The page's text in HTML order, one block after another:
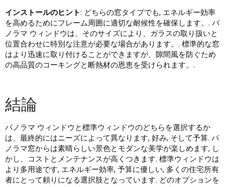
インストールのヒント: どちらの窓タイプでも, エネルギー効率
を高めるためにフレーム周囲に適切な耐候性を確保します。. パ
ノラマ ウィンドウは、そのサイズにより、ガラスの取り扱いと
位置合わせに特別な注意が必要な場合があります。. 標準的な窓
はより迅速に取り付けることができますが、隙間風を防ぐため
の高品質のコーキングと断熱材の恩恵を受けられます。.
結論
パノラマ ウィンドウと標準ウィンドウのどちらを選択するか
は、最終的にはニーズによって異なります, 好み, そして予算. パ
ノラマ窓からは素晴らしい景色とモダンな美学が楽しめます, し
かし、コストとメンテナンスが高くつきます. 標準ウィンドウは
より多用途です, エネルギー効率, 予算に優しい, 多くの住宅所有
者にとって頼りになる選択肢となっています. どのオプションを